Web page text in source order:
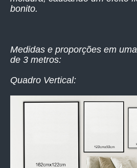
bonito.
Medidas e proporções em
de 3 metros:
Quadro Vertical: